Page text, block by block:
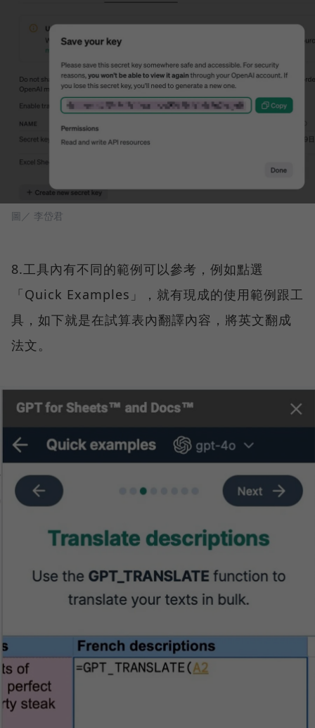
圖／ 李岱君
8.工具內有不同的範例可以參考，例如點選
「Quick Examples」，就有現成的使用範例跟工
具，如下就是在試算表內翻譯內容，將英文翻成
法文。